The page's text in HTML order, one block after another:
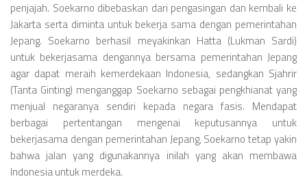
penjajah. Soekarno dibebaskan dari pengasingan dan kembali ke
Jakarta serta diminta untuk bekerja sama dengan pemerintahan
Jepang. Soekarno berhasil meyakinkan Hatta (Lukman Sardi)
untuk bekerjasama dengannya bersama pemerintahan Jepang
agar dapat meraih kemerdekaan Indonesia, sedangkan Sjahrir
(Tanta Ginting) menganggap Soekarno sebagai pengkhianat yang
menjual negaranya sendiri kepada negara fasis. Mendapat
berbagai pertentangan mengenai keputusannya untuk
bekerjasama dengan pemerintahan Jepang, Soekarno tetap yakin
bahwa jalan yang digunakannya inilah yang akan membawa
Indonesia untuk merdeka.